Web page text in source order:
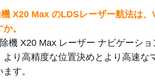
X20 Max のLDSレーザー航法は
。
機 X20 Max レーザー ナビゲーシ
り高精度な位置決めとより高速
す。